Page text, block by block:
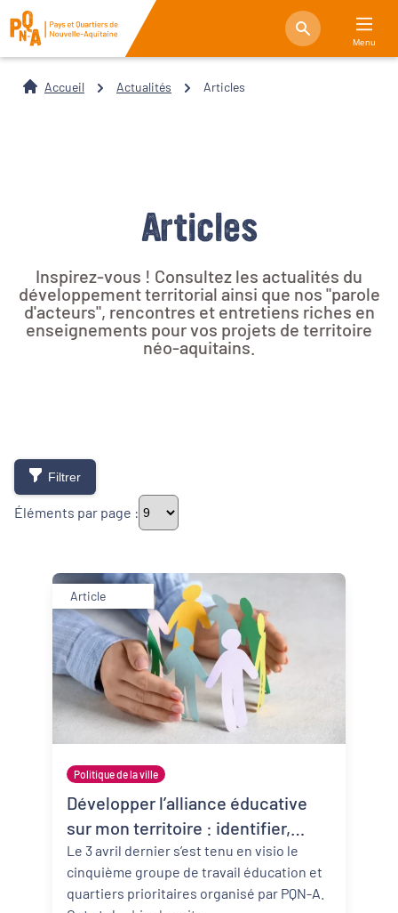
Menu
Accueil Actualités Articles
Articles
Inspirez-vous ! Consultez les actualités du
développement territorial ainsi que nos "parole
d'acteurs", rencontres et entretiens riches en
enseignements pour vos projets de territoire
néo-aquitains.
Filtrer
Éléments par page :
Thématiques
Démarches alimentaires de territoire
Développement territorial
Inclusion numérique
Politique de la ville
Revitalisation des centres-bourgs et
centres-villes
Dynamiques territoriales pour l’emploi
Article
Politique de la ville
Développer l’alliance éducative
sur mon territoire : identifier,
connaître et mobiliser les
ressources - Synthèse du Groupe
de travail #5
Le 3 avril dernier s’est tenu en visio le
cinquième groupe de travail éducation et
quartiers prioritaires organisé par PQN-A.